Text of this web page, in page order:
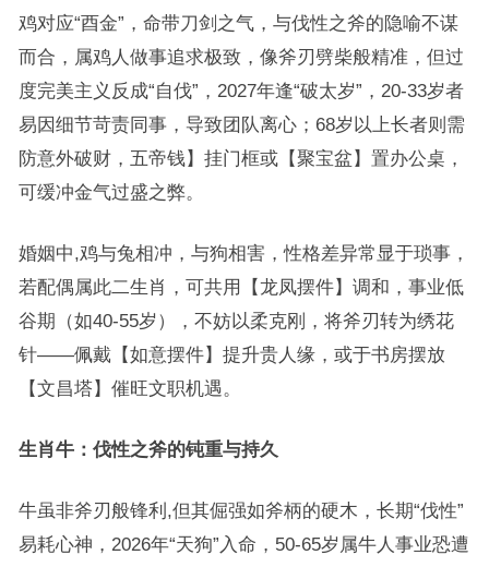
鸡对应“酉金”，命带刀剑之气，与伐性之斧的隐喻不谋
而合，属鸡人做事追求极致，像斧刃劈柴般精准，但过
度完美主义反成“自伐”，2027年逢“破太岁”，20-33岁者
易因细节苛责同事，导致团队离心；68岁以上长者则需
防意外破财，五帝钱】挂门框或【聚宝盆】置办公桌，
可缓冲金气过盛之弊。
婚姻中,鸡与兔相冲，与狗相害，性格差异常显于琐事，
若配偶属此二生肖，可共用【龙凤摆件】调和，事业低
谷期（如40-55岁），不妨以柔克刚，将斧刃转为绣花
针——佩戴【如意摆件】提升贵人缘，或于书房摆放
【文昌塔】催旺文职机遇。
生肖牛：伐性之斧的钝重与持久
牛虽非斧刃般锋利,但其倔强如斧柄的硬木，长期“伐性”
易耗心神，2026年“天狗”入命，50-65岁属牛人事业恐遭